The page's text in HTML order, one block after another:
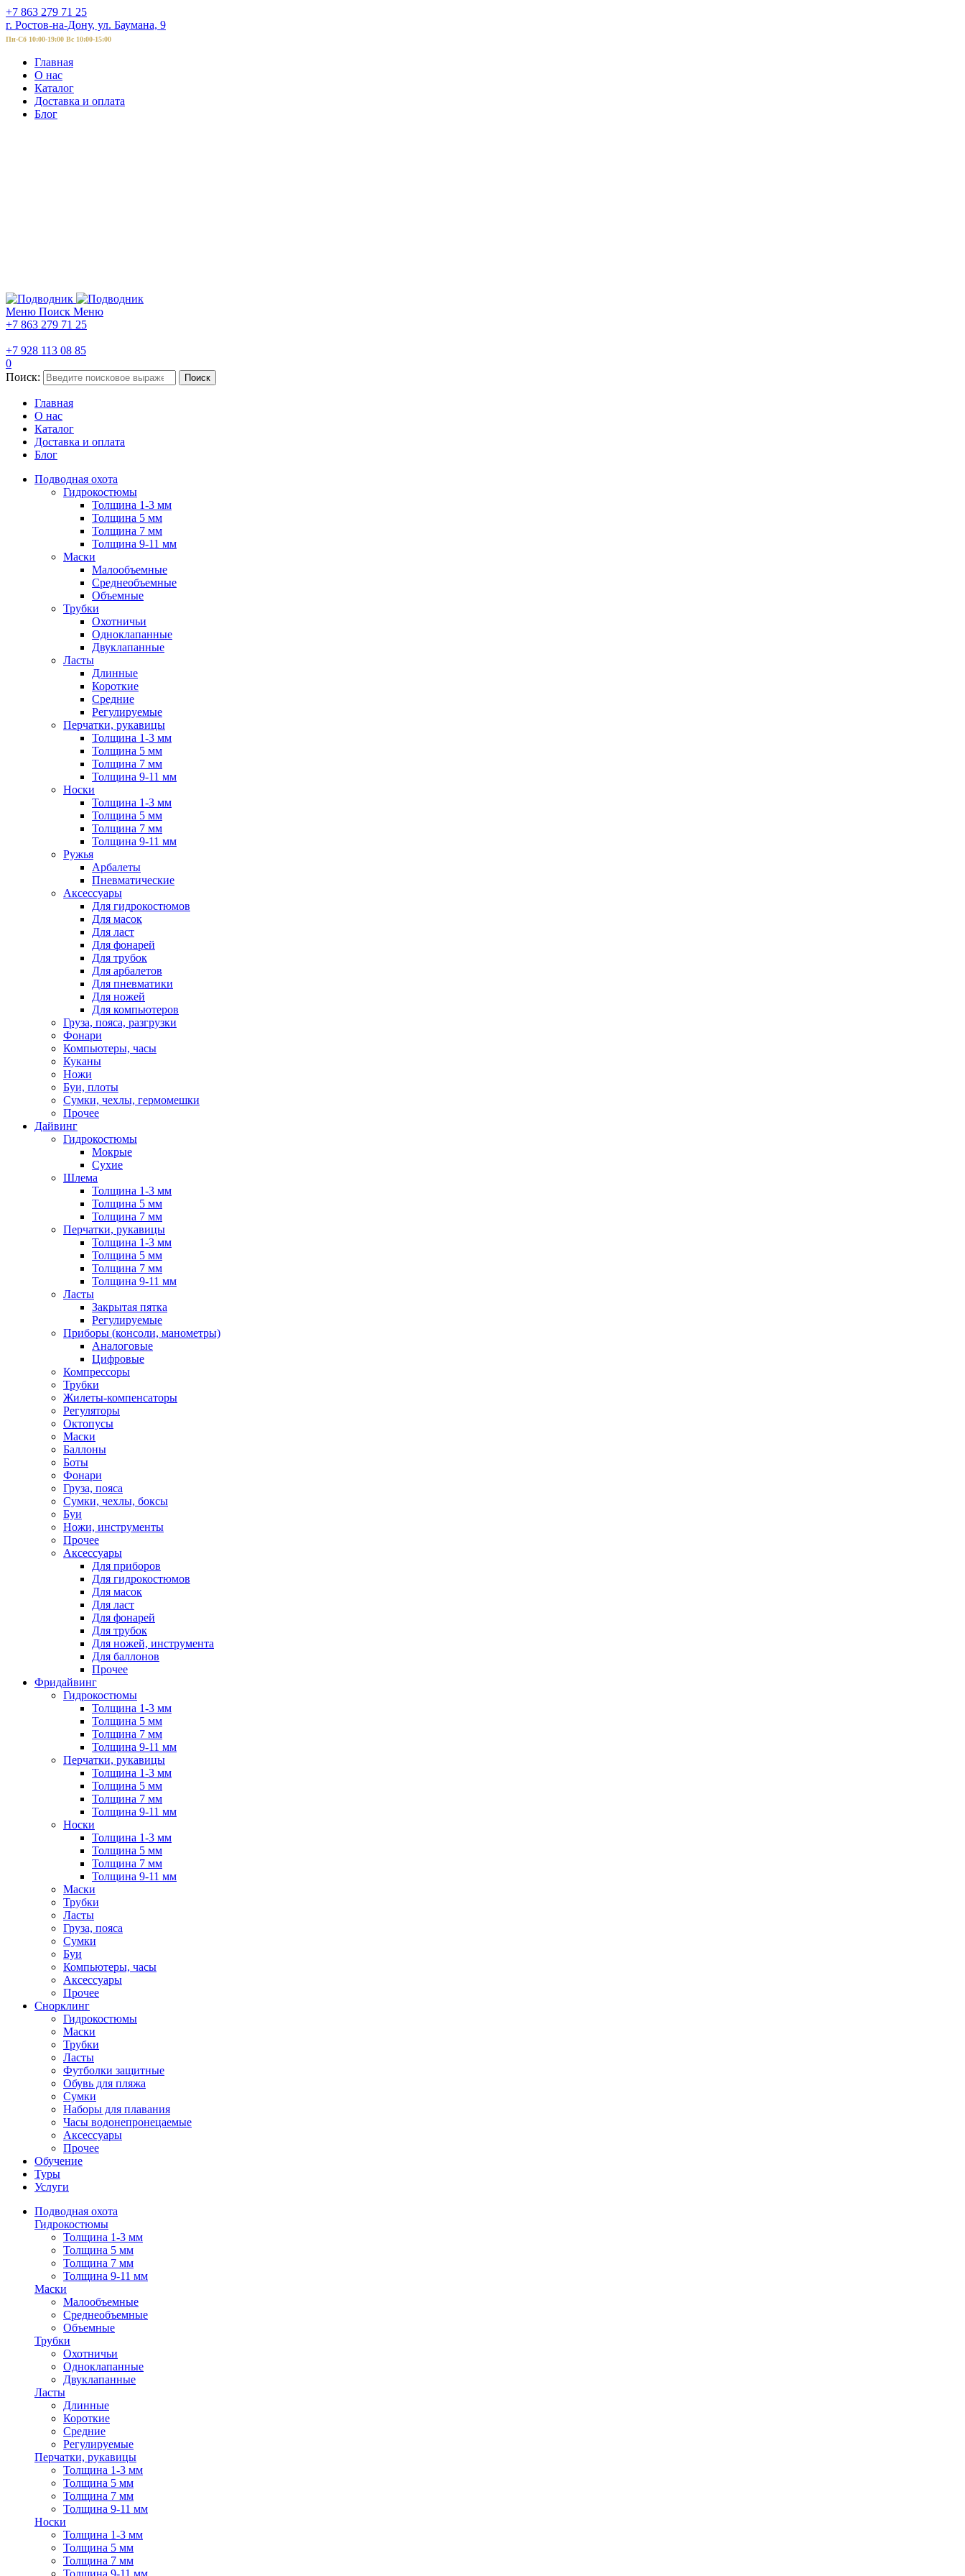
+7 863 279 71 25
г. Ростов-на-Дону, ул. Баумана, 9
Пн-Сб 10:00-19:00 Вс 10:00-15:00
Главная
О нас
Каталог
Доставка и оплата
Блог
Меню Поиск Меню
+7 863 279 71 25
+7 928 113 08 85
0
Поиск:
Поиск
Главная
О нас
Каталог
Доставка и оплата
Блог
Подводная охота
Гидрокостюмы
Толщина 1-3 мм
Толщина 5 мм
Толщина 7 мм
Толщина 9-11 мм
Маски
Малообъемные
Среднеобъемные
Объемные
Трубки
Охотничьи
Одноклапанные
Двуклапанные
Ласты
Длинные
Короткие
Средние
Регулируемые
Перчатки, рукавицы
Толщина 1-3 мм
Толщина 5 мм
Толщина 7 мм
Толщина 9-11 мм
Носки
Толщина 1-3 мм
Толщина 5 мм
Толщина 7 мм
Толщина 9-11 мм
Ружья
Арбалеты
Пневматические
Аксессуары
Для гидрокостюмов
Для масок
Для ласт
Для фонарей
Для трубок
Для арбалетов
Для пневматики
Для ножей
Для компьютеров
Груза, пояса, разгрузки
Фонари
Компьютеры, часы
Куканы
Ножи
Буи, плоты
Сумки, чехлы, гермомешки
Прочее
Дайвинг
Гидрокостюмы
Мокрые
Сухие
Шлема
Толщина 1-3 мм
Толщина 5 мм
Толщина 7 мм
Перчатки, рукавицы
Толщина 1-3 мм
Толщина 5 мм
Толщина 7 мм
Толщина 9-11 мм
Ласты
Закрытая пятка
Регулируемые
Приборы (консоли, манометры)
Аналоговые
Цифровые
Компрессоры
Трубки
Жилеты-компенсаторы
Регуляторы
Октопусы
Маски
Баллоны
Боты
Фонари
Груза, пояса
Сумки, чехлы, боксы
Буи
Ножи, инструменты
Прочее
Аксессуары
Для приборов
Для гидрокостюмов
Для масок
Для ласт
Для фонарей
Для трубок
Для ножей, инструмента
Для баллонов
Прочее
Фридайвинг
Гидрокостюмы
Толщина 1-3 мм
Толщина 5 мм
Толщина 7 мм
Толщина 9-11 мм
Перчатки, рукавицы
Толщина 1-3 мм
Толщина 5 мм
Толщина 7 мм
Толщина 9-11 мм
Носки
Толщина 1-3 мм
Толщина 5 мм
Толщина 7 мм
Толщина 9-11 мм
Маски
Трубки
Ласты
Груза, пояса
Сумки
Буи
Компьютеры, часы
Аксессуары
Прочее
Снорклинг
Гидрокостюмы
Маски
Трубки
Ласты
Футболки защитные
Обувь для пляжа
Сумки
Наборы для плавания
Часы водонепронецаемые
Аксессуары
Прочее
Обучение
Туры
Услуги
Подводная охота
Гидрокостюмы
Толщина 1-3 мм
Толщина 5 мм
Толщина 7 мм
Толщина 9-11 мм
Маски
Малообъемные
Среднеобъемные
Объемные
Трубки
Охотничьи
Одноклапанные
Двуклапанные
Ласты
Длинные
Короткие
Средние
Регулируемые
Перчатки, рукавицы
Толщина 1-3 мм
Толщина 5 мм
Толщина 7 мм
Толщина 9-11 мм
Носки
Толщина 1-3 мм
Толщина 5 мм
Толщина 7 мм
Толщина 9-11 мм